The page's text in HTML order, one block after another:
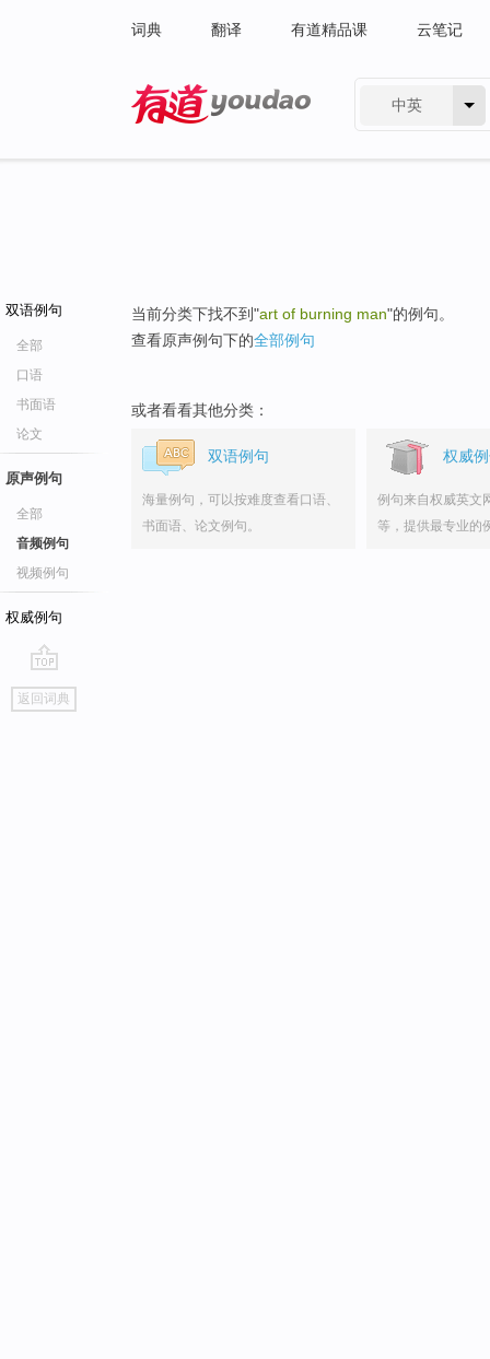
词典 翻译 有道精品课 云笔记
中英
双语例句
全部
口语
书面语
论文
原声例句
全部
音频例句
视频例句
权威例句
go
top
返回词典
当前分类下找不到"art of burning man"的例句。
查看原声例句下的全部例句
或者看看其他分类：
双语例句
海量例句，可以按难度查看口语、
书面语、论文例句。
权威
例句来自权威英文
等，提供最专业的